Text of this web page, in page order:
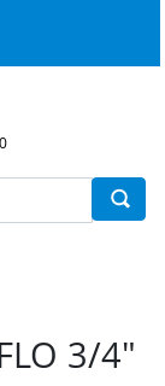
3/4"